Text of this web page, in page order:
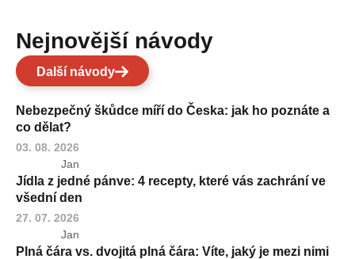
Nejnovější návody
Další návody
Nebezpečný škůdce míří do Česka: jak ho poznáte a
co dělat?
03. 08. 2026
Jan
Jídla z jedné pánve: 4 recepty, které vás zachrání ve
všední den
27. 07. 2026
Jan
Plná čára vs. dvojitá plná čára: Víte, jaký je mezi nimi